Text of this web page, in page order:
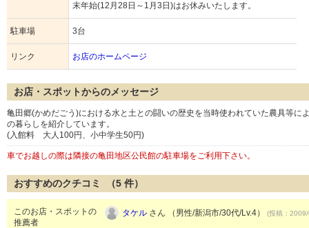
末年始(12月28日～1月3日)はお休みいたします。
駐車場 3台
リンク お店のホームページ
お店・スポットからのメッセージ
亀田郷(かめだごう)における水と土との闘いの歴史を当時使われていた農具等に
の暮らしを紹介しています。
(入館料 大人100円、小中学生50円)
車でお越しの際は隣接の亀田地区公民館の駐車場をご利用下さい。
おすすめのクチコミ （5 件）
このお店・スポットの
推薦者
タケル さん （男性/新潟市/30代/Lv.4） (投稿：